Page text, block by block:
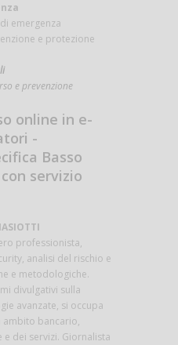
emergenza
e protezione
e prevenzione
online in e-
-
Basso
servizio
professionista,
analisi del rischio e
e metodologiche.
divulgativi sulla
avanzate, si occupa
ambito bancario,
dei servizi. Giornalista